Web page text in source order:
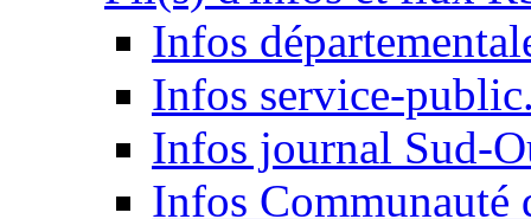
Infos
Infos service-
Infos journal Sud-
Infos Communauté